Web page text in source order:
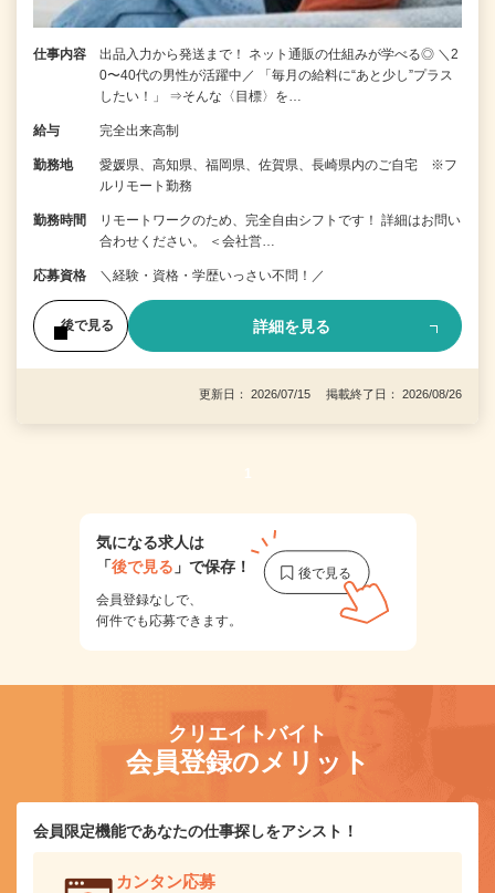
仕事内容
出品入力から発送まで！ ネット通販の仕組みが学べる◎ ＼2
0〜40代の男性が活躍中／ 「毎月の給料に“あと少し”プラス
したい！」 ⇒そんな〈目標〉を…
給与 完全出来高制
勤務地
愛媛県、高知県、福岡県、佐賀県、長崎県内のご自宅 ※フ
ルリモート勤務
勤務時間
リモートワークのため、完全自由シフトです！ 詳細はお問い
合わせください。 ＜会社営…
応募資格 ＼経験・資格・学歴いっさい不問！／
後で見る 詳細を見る
更新日： 2026/07/15 掲載終了日： 2026/08/26
1
気になる求人は
「後で見る 」で保存！
会員登録なしで、
何件でも応募できます。
クリエイトバイト
会員登録のメリット
会員限定機能であなたの仕事探しをアシスト！
カンタン応募